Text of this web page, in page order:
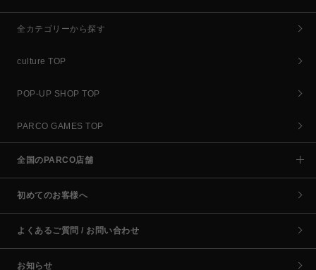
全カテゴリーから探す
culture TOP
POP-UP SHOP TOP
PARCO GAMES TOP
全国のPARCO店舗
初めてのお客様へ
よくあるご質問 / お問い合わせ
お知らせ